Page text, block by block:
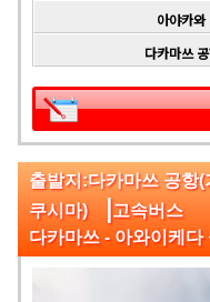
아야카와
다카마쓰
출발지:다카마쓰 공
쿠시마) |고속버스
다카마쓰 - 아와이케다